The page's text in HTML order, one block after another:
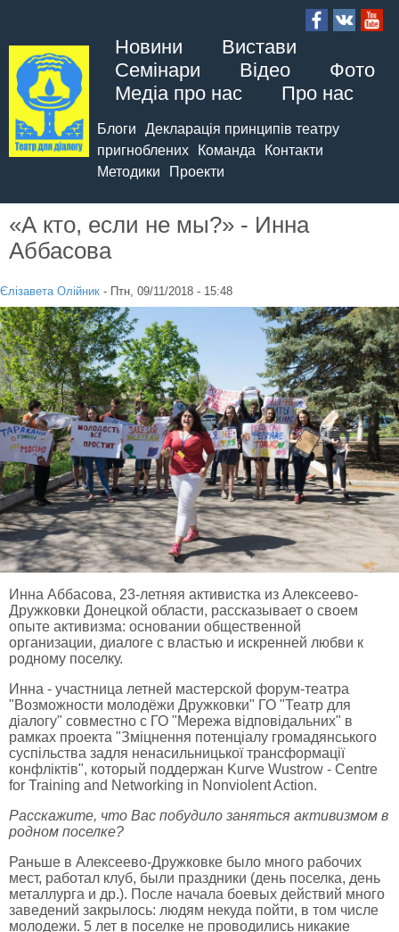
Новини
Вистави
Семінари
Відео
Фото
Медіа про нас
Про нас
Блоги
Декларація принципів театру
пригноблених
Команда
Контакти
Методики
Проекти
«А кто, если не мы?» - Инна
Аббасова
Єлізавета Олійник - Птн, 09/11/2018 - 15:48
Инна Аббасова, 23-летняя активистка из Алексеево-
Дружковки Донецкой области, рассказывает о своем
опыте активизма: основании общественной
организации, диалоге с властью и искренней любви к
родному поселку.
Инна - участница летней мастерской форум-театра
"Возможности молодёжи Дружковки" ГО "Театр для
діалогу" совместно с ГО "Мережа відповідальних" в
рамках проекта "Зміцнення потенціалу громадянського
суспільства задля ненасильницької трансформації
конфліктів", который поддержан Kurve Wustrow - Centre
for Training and Networking in Nonviolent Action.
Расскажите, что Вас побудило заняться активизмом в
родном поселке?
Раньше в Алексеево-Дружковке было много рабочих
мест, работал клуб, были праздники (день поселка, день
металлурга и др.). После начала боевых действий много
заведений закрылось: людям некуда пойти, в том числе
молодежи. 5 лет в поселке не проводились никакие